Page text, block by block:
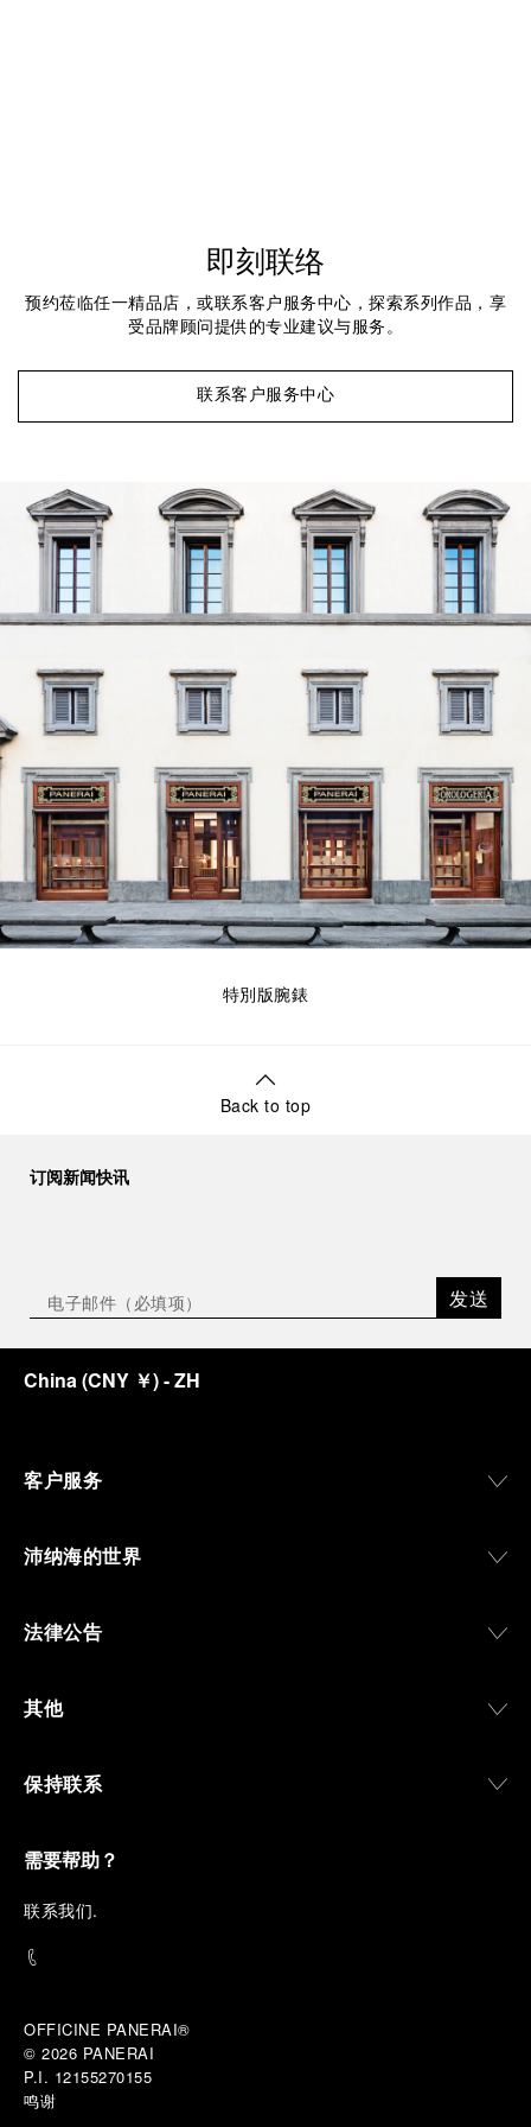
即刻联络
预约莅临任一精品店，或联系客户服务中心，探索系列作品，享
受品牌顾问提供的专业建议与服务。
联系客户服务中心
特別版腕錶
Back to top
订阅新闻快讯
发送
China(CNY ￥)- ZH
客户服务
沛纳海的世界
法律公告
其他
保持联系
需要帮助？
联系我们.
OFFICINE PANERAI®
© 2026 PANERAI
P.I. 12155270155
鸣谢